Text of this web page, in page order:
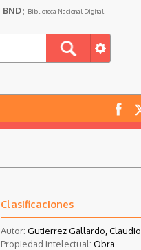
BND Biblioteca Nacional Digital
Clasificaciones
Autor: Gutierrez Gallardo, Claudio
Propiedad intelectual: Obra